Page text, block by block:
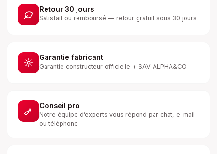
Retour 30 jours
Satisfait ou remboursé — retour gratuit sous 30 jours
Garantie fabricant
Garantie constructeur officielle + SAV ALPHA&CO
Conseil pro
Notre équipe d’experts vous répond par chat, e-mail
ou téléphone